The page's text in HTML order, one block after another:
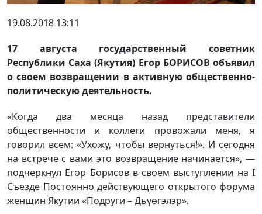
19.08.2018 13:11
17 августа государственный советник
Республики Саха (Якутия) Егор БОРИСОВ объявил
о своем возвращении в активную общественно-
политическую деятельность.
«Когда два месяца назад представители
общественности и коллеги провожали меня, я
говорил всем: «Ухожу, чтобы вернуться!». И сегодня
на встрече с вами это возвращение начинается», —
подчеркнул Егор Борисов в своем выступлении на I
Съезде Постоянно действующего открытого форума
женщин Якутии «Подруги – Дьүөгэлэр».